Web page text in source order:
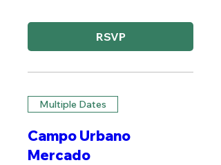
RSVP
Multiple Dates
Campo Urbano
Mercado